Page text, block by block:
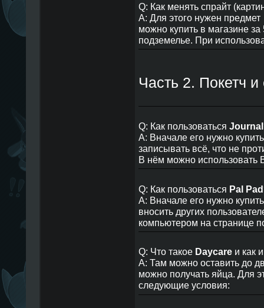
Q: Как менять спрайт
A: Для этого нужен предмет
можно купить в магазине
подземелье. При
Часть 2. Покетч
Q: Как пользоваться Journal
A: Вначале его нужно
записывать всё, что не
В нём можно использовать
Q: Как пользоваться Pal Pad
A: Вначале его нужно
вносить других
компьютером на странице
Q: Что такое Daycareи как
A: Там можно оставить до
можно получать яйца. Для
следующие условия: